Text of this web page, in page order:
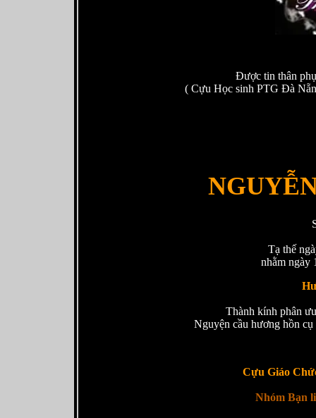
Được tin thân
( Cựu Học sinh PTG Đà
Tạ thế
nhằm ngày
Thành kính phân
Nguyện cầu hương hồn cụ
Cựu Giáo
Nhóm Bạn